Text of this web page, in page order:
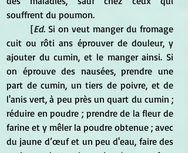
souffrent du poumon.
	[
Ed. Si on veut manger du fromage
cuit ou rôti ans éprouver de douleur, y
ajouter du cumin, et le manger ainsi. Si
on éprouve des nausées, prendre une
part de cumin, un tiers de poivre, et de
l'anis vert, à peu près un quart du cumin ;
réduire en poudre ; prendre de la fleur de
farine et y mêler la poudre obtenue ; avec
du jaune d’œuf et un peu d'eau, faire des